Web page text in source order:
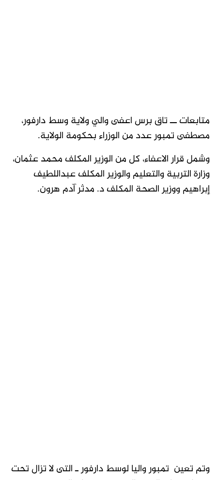
متابعات ــ تاق برس اعفى والي ولاية وسط دارفور،
مصطفى تمبور عدد من الوزراء بحكومة الولاية.
وشمل قرار الاعفاء، كل من الوزير المكلف محمد عثمان،
وزارة التربية والتعليم والوزير المكلف عبداللطيف
إبراهيم ووزير الصحة المكلف د. مدثر آدم هرون.
وتم تعين تمبور واليا لوسط دارفور ـ التى لا تزال تحت